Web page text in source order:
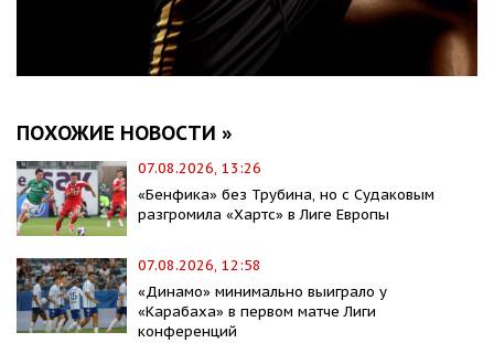
ПОХОЖИЕ НОВОСТИ »
07.08.2026, 13:26
«Бенфика» без Трубина, но с Судаковым
разгромила «Хартс» в Лиге Европы
07.08.2026, 12:58
«Динамо» минимально выиграло у
«Карабаха» в первом матче Лиги
конференций